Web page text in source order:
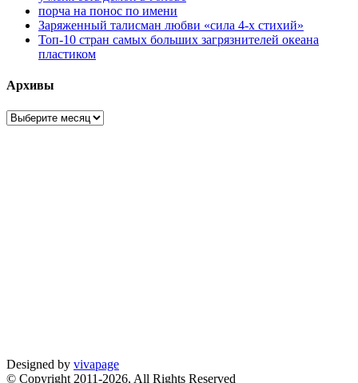
порча на понос по имени
Заряженный талисман любви «сила 4-х стихий»
Топ-10 стран самых больших загрязнителей океана
пластиком
Архивы
Архивы
Designed by vivapage
© Copyright 2011-2026, All Rights Reserved